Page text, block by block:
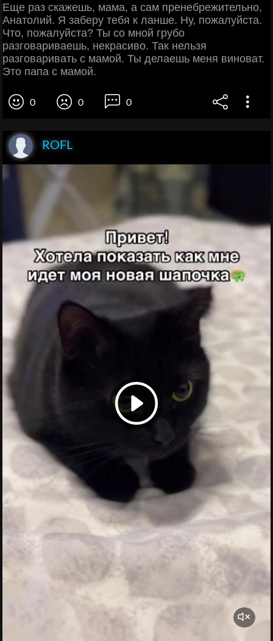
Еще раз скажешь, мама, а сам пренебрежительно,
Анатолий. Я заберу тебя к ланше. Ну, пожалуйста.
Что, пожалуйста? Ты со мной грубо
разговариваешь, некрасиво. Так нельзя
разговаривать с мамой. Ты делаешь меня виноват.
Это папа с мамой.
0 0 0
ROFL